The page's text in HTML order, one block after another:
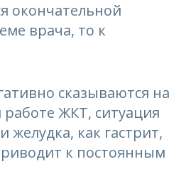
окончательной
врача, то к
сказываются на
ЖКТ, ситуация
желудка, как гастрит,
к постоянным